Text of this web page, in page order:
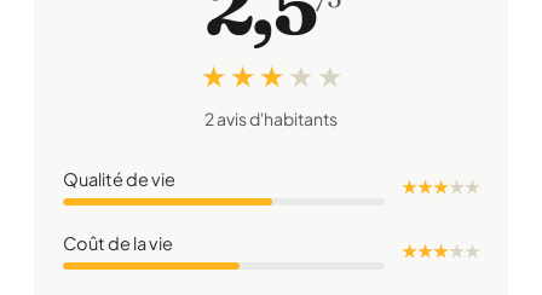
★ ★ ★ ★ ★
2 avis d'habitants
Qualité de vie ★ ★ ★★★
Coût de la vie ★ ★ ★★★